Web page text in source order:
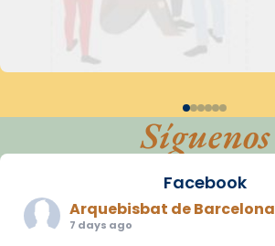
Síguenos
Facebook
Arquebisbat de Barcelona
7 days ago